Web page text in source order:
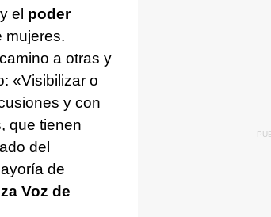
y el poder
mujeres.
a otras y
«Visibilizar o
y con
que tienen
del
de
Voz de